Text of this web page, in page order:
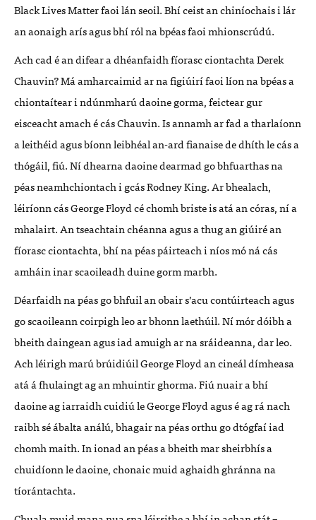
Black Lives Matter faoi lán seoil. Bhí ceist an chiníochais i lár
an aonaigh arís agus bhí ról na bpéas faoi mhionscrúdú.
Ach cad é an difear a dhéanfaidh fíorasc ciontachta Derek
Chauvin? Má amharcaimid ar na figiúirí faoi líon na bpéas a
chiontaítear i ndúnmharú daoine gorma, feictear gur
eisceacht amach é cás Chauvin. Is annamh ar fad a tharlaíonn
a leithéid agus bíonn leibhéal an-ard fianaise de dhíth le cás a
thógáil, fiú. Ní dhearna daoine dearmad go bhfuarthas na
péas neamhchiontach i gcás Rodney King. Ar bhealach,
léiríonn cás George Floyd cé chomh briste is atá an córas, ní a
mhalairt. An tseachtain chéanna agus a thug an giúiré an
fíorasc ciontachta, bhí na péas páirteach i níos mó ná cás
amháin inar scaoileadh duine gorm marbh.
Déarfaidh na péas go bhfuil an obair s’acu contúirteach agus
go scaoileann coirpigh leo ar bhonn laethúil. Ní mór dóibh a
bheith daingean agus iad amuigh ar na sráideanna, dar leo.
Ach léirigh marú brúidiúil George Floyd an cineál dímheasa
atá á fhulaingt ag an mhuintir ghorma. Fiú nuair a bhí
daoine ag iarraidh cuidiú le George Floyd agus é ag rá nach
raibh sé ábalta análú, bhagair na péas orthu go dtógfaí iad
chomh maith. In ionad an péas a bheith mar sheirbhís a
chuidíonn le daoine, chonaic muid aghaidh ghránna na
tíorántachta.